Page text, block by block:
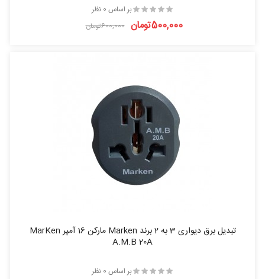
بر اساس 0 نظر
500,000تومان 600,000تومان
تبدیل برق دیواری 3 به 2 برند Marken مارکن 16 آمپر MarKen
A.M.B 20A
بر اساس 0 نظر